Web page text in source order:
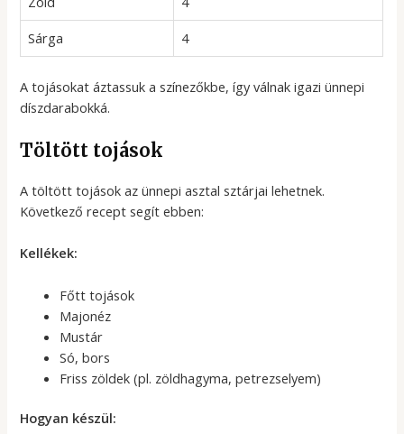
Sárga
4
A tojásokat áztassuk a színezőkbe, így válnak igazi ünnepi
díszdarabokká.
Töltött tojások
A töltött tojások az ünnepi asztal sztárjai lehetnek.
Következő recept segít ebben:
Kellékek:
Főtt tojások
Majonéz
Mustár
Só, bors
Friss zöldek (pl. zöldhagyma, petrezselyem)
Hogyan készül: